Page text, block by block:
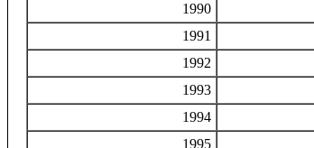
1990
1991
1992
1993
1994
1995